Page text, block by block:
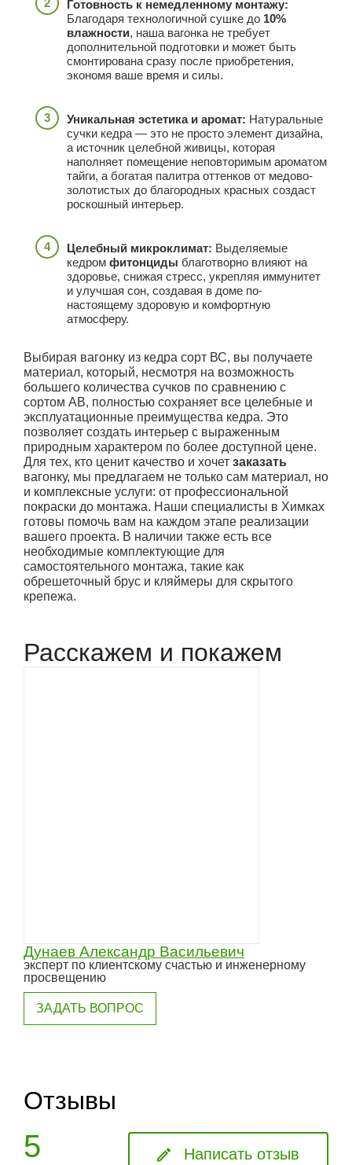
Готовность к немедленному монтажу:
Благодаря технологичной сушке до 10%
влажности, наша вагонка не требует
дополнительной подготовки и может быть
смонтирована сразу после приобретения,
экономя ваше время и силы.
Уникальная эстетика и аромат: Натуральные
сучки кедра — это не просто элемент дизайна,
а источник целебной живицы, которая
наполняет помещение неповторимым ароматом
тайги, а богатая палитра оттенков от медово-
золотистых до благородных красных создаст
роскошный интерьер.
Целебный микроклимат: Выделяемые
кедром фитонциды благотворно влияют на
здоровье, снижая стресс, укрепляя иммунитет
и улучшая сон, создавая в доме по-
настоящему здоровую и комфортную
атмосферу.
Выбирая вагонку из кедра сорт ВС, вы получаете
материал, который, несмотря на возможность
большего количества сучков по сравнению с
сортом АВ, полностью сохраняет все целебные и
эксплуатационные преимущества кедра. Это
позволяет создать интерьер с выраженным
природным характером по более доступной цене.
Для тех, кто ценит качество и хочет заказать
вагонку, мы предлагаем не только сам материал, но
и комплексные услуги: от профессиональной
покраски до монтажа. Наши специалисты в Химках
готовы помочь вам на каждом этапе реализации
вашего проекта. В наличии также есть все
необходимые комплектующие для
самостоятельного монтажа, такие как
обрешеточный брус и кляймеры для скрытого
крепежа.
Расскажем и покажем
Дунаев Александр Васильевич
эксперт по клиентскому счастью и инженерному
просвещению
ЗАДАТЬ ВОПРОС
Отзывы
5 Написать отзыв